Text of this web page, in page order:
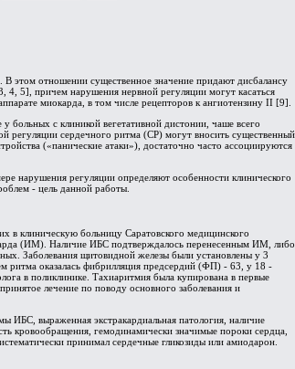
этом отношении существенное значение придают дисбалансу
5], причем нарушения нервной регуляции могут касаться
миокарда, в том числе рецепторов к ангиотензину II [9].
с клиникой вегетативной дистонии, чаше всего
регуляции сердечного ритма (СР) могут вносить существенный
(«панические атаки»), достаточно часто ассоциируются
нарушения регуляции определяют особенности клинического
- цель данной работы.
в клиническую больницу Саратовского медицинского
(ИМ). Наличие ИБС подтверждалось перенесенным ИМ, либо
Заболевания щитовидной железы были установлены у 3
ритма оказалась фибрилляция предсердий (ФП) - 63, у 18 -
в поликлинике. Тахиаритмия была купирована в первые
лечение по поводу основного заболевания и
ИБС, выраженная экстракардиальная патология, наличие
кровообращения, гемодинамически значимые пороки сердца,
принимал сердечные гликозиды или амиодарон.